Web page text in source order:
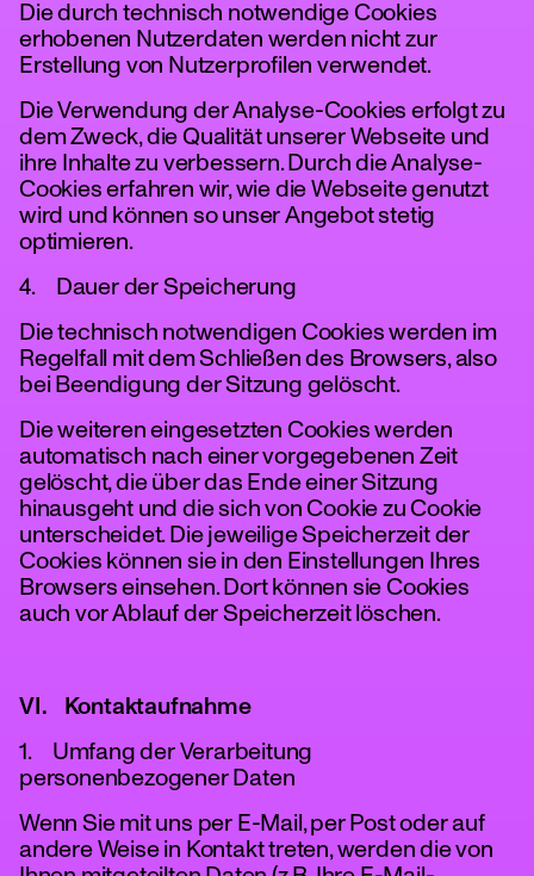
Die durch technisch notwendige Cookies
erhobenen Nutzerdaten werden nicht zur
Erstellung von Nutzerprofilen verwendet.
Die Verwendung der Analyse-Cookies erfolgt zu
dem Zweck, die Qualität unserer Webseite und
ihre Inhalte zu verbessern. Durch die Analyse-
Cookies erfahren wir, wie die Webseite genutzt
wird und können so unser Angebot stetig
optimieren.
4. Dauer der Speicherung
Die technisch notwendigen Cookies werden im
Regelfall mit dem Schließen des Browsers, also
bei Beendigung der Sitzung gelöscht.
Die weiteren eingesetzten Cookies werden
automatisch nach einer vorgegebenen Zeit
gelöscht, die über das Ende einer Sitzung
hinausgeht und die sich von Cookie zu Cookie
unterscheidet. Die jeweilige Speicherzeit der
Cookies können sie in den Einstellungen Ihres
Browsers einsehen. Dort können sie Cookies
auch vor Ablauf der Speicherzeit löschen.
VI. Kontaktaufnahme
1. Umfang der Verarbeitung
personenbezogener Daten
Wenn Sie mit uns per E-Mail, per Post oder auf
andere Weise in Kontakt treten, werden die von